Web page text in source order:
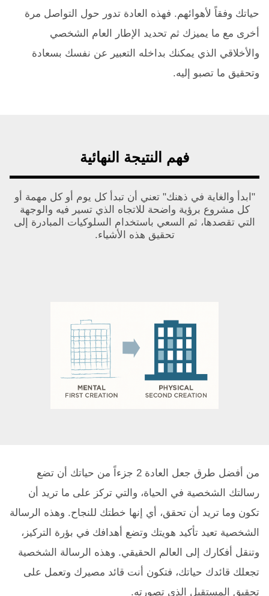
حياتك وفقاً لأهوائهم. فهذه العادة تدور حول التواصل مرة
أخرى مع ما يميزك ثم تحديد الإطار العام الشخصي
والأخلاقي الذي يمكنك بداخله التعبير عن نفسك بسعادة
وتحقيق ما تصبو إليه.
فهم النتيجة النهائية
"ابدأ والغاية في ذهنك" تعني أن تبدأ كل يوم أو كل مهمة أو
كل مشروع برؤية واضحة للاتجاه الذي تسير فيه والوجهة
التي تقصدها، ثم السعي باستخدام السلوكيات المبادرة إلى
تحقيق هذه الأشياء.
من أفضل طرق جعل العادة 2 جزءاً من حياتك أن تضع
رسالتك الشخصية في الحياة، والتي تركز على ما تريد أن
تكون وما تريد أن تحقق، أي إنها خطتك للنجاح. وهذه الرسالة
الشخصية تعيد تأكيد هويتك وتضع أهدافك في بؤرة التركيز،
وتنقل أفكارك إلى العالم الحقيقي. وهذه الرسالة الشخصية
تجعلك قائدك حياتك، فتكون أنت قائد مصيرك وتعمل على
تحقيق المستقبل الذي تصورته.